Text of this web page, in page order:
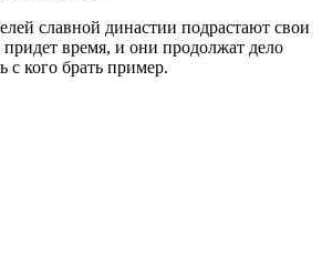
славной династии подрастают свои
придет время, и они продолжат дело
с кого брать пример.